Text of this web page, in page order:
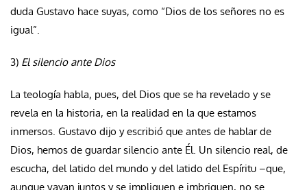
duda Gustavo hace suyas, como “Dios de los señores no es
igual”.
3) El silencio ante Dios
La teología habla, pues, del Dios que se ha revelado y se
revela en la historia, en la realidad en la que estamos
inmersos. Gustavo dijo y escribió que antes de hablar de
Dios, hemos de guardar silencio ante Él. Un silencio real, de
escucha, del latido del mundo y del latido del Espíritu –que,
aunque vayan juntos y se impliquen e imbriquen, no se